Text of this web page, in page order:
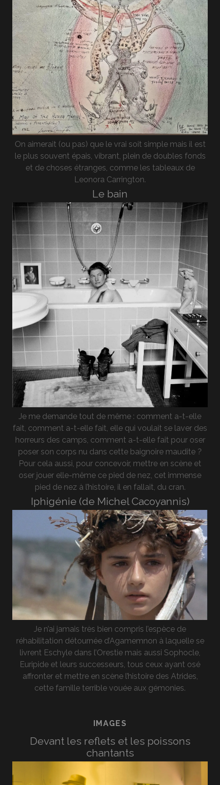
On aimerait (ou pas) que le vrai soit simple mais il est
le plus souvent épais, vibrant, plein de doubles fonds
et de choses étranges, comme les tableaux de
Leonora Carrington.
Le bain
Je me demande tout de même : comment a-t-elle
fait, comment a-t-elle fait, elle qui voulait se laver des
horreurs des camps, comment a-t-elle fait pour oser
poser son corps nu dans cette baignoire maudite ?
Pour cela aussi, pour concevoir, mettre en scène et
oser jouer elle-même ce pied de nez, cet immense
pied de nez à l’histoire, il en fallait, du cran.
Iphigénie (de Michel Cacoyannis)
Je n’ai jamais très bien compris l’espèce de
réhabilitation détournée d’Agamemnon à laquelle se
livrent Eschyle dans l’Orestie mais aussi Sophocle,
Euripide et leurs successeurs, tous ceux ayant osé
affronter et mettre en scène l’histoire des Atrides,
cette famille terrible vouée aux gémonies.
IMAGES
Devant les reflets et les poissons
chantants